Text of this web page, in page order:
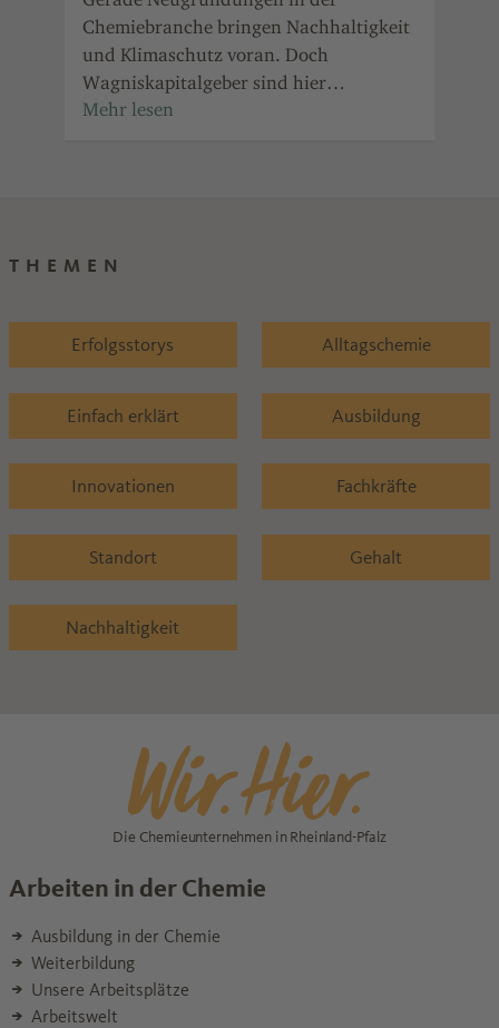
Chemiebranche bringen Nachhaltigkeit
und Klimaschutz voran. Doch
Wagniskapitalgeber sind hier
zurückhaltend.
THEMEN
Erfolgsstorys Alltagschemie
Einfach erklärt Ausbildung
Innovationen Fachkräfte
Standort Gehalt
Nachhaltigkeit
Die Chemieunternehmen in Rheinland-Pfalz
Arbeiten in der Chemie
Ausbildung in der Chemie
Weiterbildung
Unsere Arbeitsplätze
Arbeitswelt